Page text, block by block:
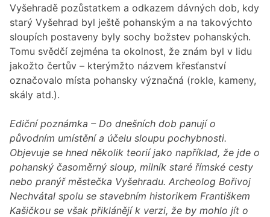
Vyšehradě pozůstatkem a odkazem dávných dob, kdy
starý Vyšehrad byl ještě pohanským a na takovýchto
sloupích postaveny byly sochy božstev pohanských.
Tomu svědčí zejména ta okolnost, že znám byl v lidu
jakožto čertův – kterýmžto názvem křesťanství
označovalo místa pohansky význačná (rokle, kameny,
skály atd.).
Ediční poznámka – Do dnešních dob panují o
původním umístění a účelu sloupu pochybnosti.
Objevuje se hned několik teorií jako například, že jde o
pohanský časoměrný sloup, milník staré římské cesty
nebo pranýř městečka Vyšehradu. Archeolog Bořivoj
Nechvátal spolu se stavebním historikem Františkem
Kašičkou se však přiklánějí k verzi, že by mohlo jít o